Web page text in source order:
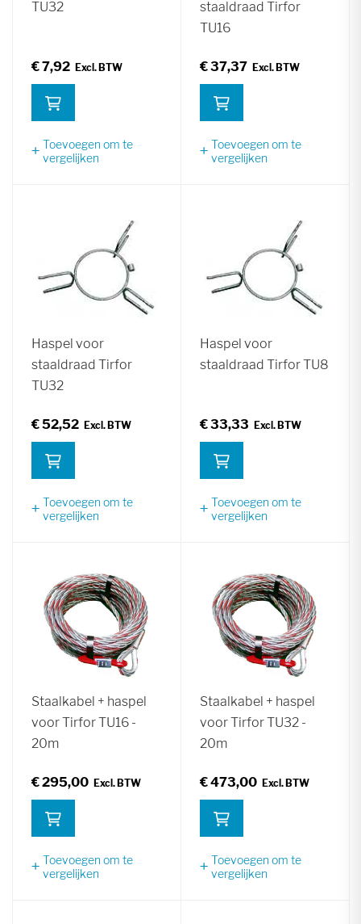
TU32
€ 7,92
Toevoegen om te
vergelijken
staaldraad Tirfor
TU16
€ 37,37
Toevoegen om te
vergelijken
Haspel voor
staaldraad Tirfor
TU32
€ 52,52
Toevoegen om te
vergelijken
Haspel voor
staaldraad Tirfor TU8
€ 33,33
Toevoegen om te
vergelijken
Staalkabel + haspel
voor Tirfor TU16 -
20m
€ 295,00
Toevoegen om te
vergelijken
Staalkabel + haspel
voor Tirfor TU32 -
20m
€ 473,00
Toevoegen om te
vergelijken